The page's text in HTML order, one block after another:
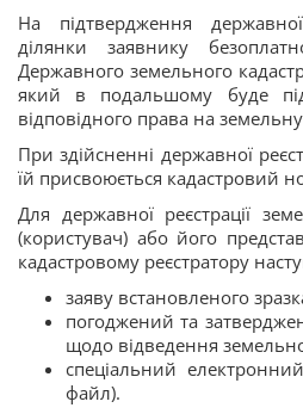
На підтвердження
ділянки заявнику
Державного земельного
який в подальшому буде
відповідного права на
При здійсненні державної
їй присвоюється кадастровий
Для державної реєстрації
(користувач) або його
кадастровому реєстратору
заяву встановленого
погоджений та
щодо відведення
спеціальний
файл).